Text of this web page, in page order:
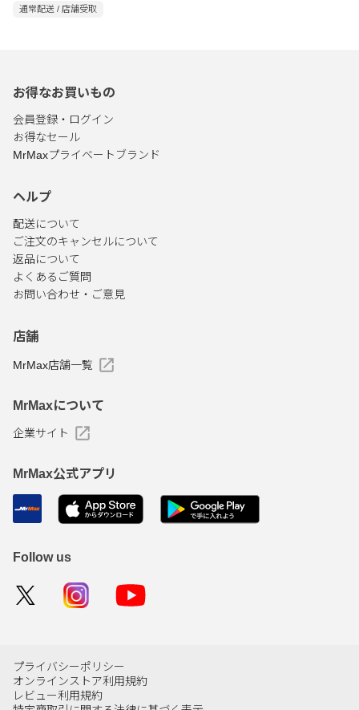
通常配送 / 店舗受取
お得なお買いもの
会員登録・ログイン
お得なセール
MrMaxプライベートブランド
ヘルプ
配送について
ご注文のキャンセルについて
返品について
よくあるご質問
お問い合わせ・ご意見
店舗
MrMax店舗一覧
MrMaxについて
企業サイト
MrMax公式アプリ
Follow us
プライバシーポリシー
オンラインストア利用規約
レビュー利用規約